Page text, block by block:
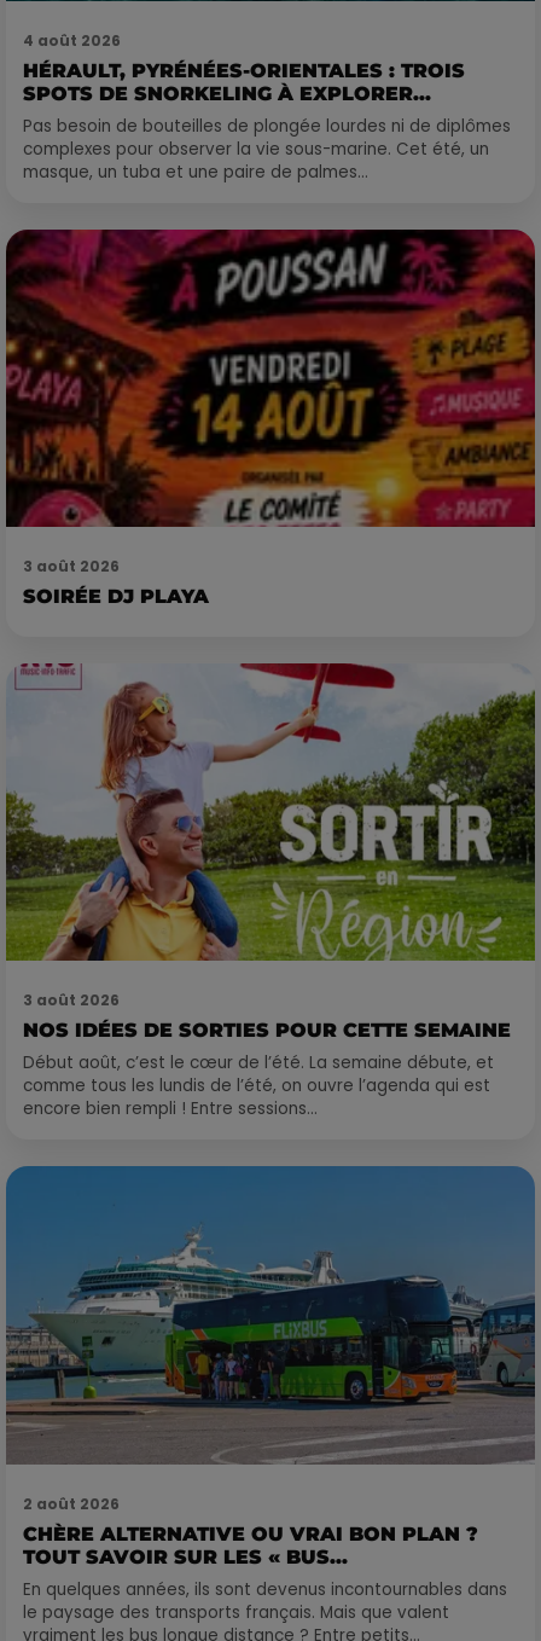
4 août 2026
HÉRAULT, PYRÉNÉES-ORIENTALES : TROIS
SPOTS DE SNORKELING À EXPLORER...
Pas besoin de bouteilles de plongée lourdes ni de diplômes
complexes pour observer la vie sous-marine. Cet été, un
masque, un tuba et une paire de palmes...
3 août 2026
SOIRÉE DJ PLAYA
3 août 2026
NOS IDÉES DE SORTIES POUR CETTE SEMAINE
Début août, c’est le cœur de l’été. La semaine débute, et
comme tous les lundis de l’été, on ouvre l’agenda qui est
encore bien rempli ! Entre sessions...
2 août 2026
CHÈRE ALTERNATIVE OU VRAI BON PLAN ?
TOUT SAVOIR SUR LES « BUS...
En quelques années, ils sont devenus incontournables dans
le paysage des transports français. Mais que valent
vraiment les bus longue distance ? Entre petits...